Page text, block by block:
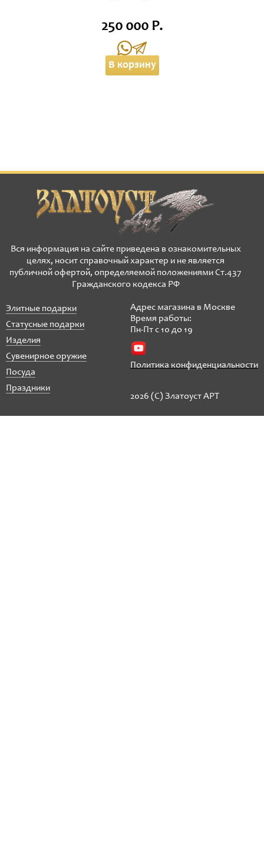
250 000 Р.
В корзину
Вся информация на сайте приведена в ознакомительных
целях, носит справочный характер и не является
публичной офертой, определяемой положениями Ст.437
Гражданского кодекса РФ
Элитные подарки
Статусные подарки
Изделия
Сувенирное оружие
Посуда
Праздники
Адрес магазина в Москве
Время работы:
Пн-Пт с 10 до 19
Политика конфиденциальности
2026 (C) Златоуст АРТ